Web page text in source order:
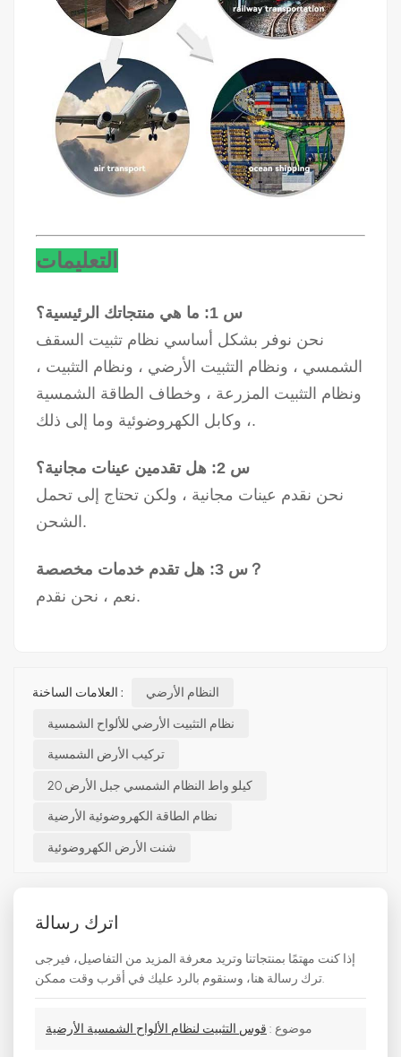
التعليمات
س 1: ما هي منتجاتك الرئيسية؟
نحن نوفر بشكل أساسي نظام تثبيت السقف
الشمسي ، ونظام التثبيت الأرضي ، ونظام التثبيت ،
ونظام التثبيت المزرعة ، وخطاف الطاقة الشمسية
، وكابل الكهروضوئية وما إلى ذلك.
س 2: هل تقدمين عينات مجانية؟
نحن نقدم عينات مجانية ، ولكن تحتاج إلى تحمل
الشحن.
س 3: هل تقدم خدمات مخصصة？
نعم ، نحن نقدم.
العلامات الساخنة : النظام الأرضي
نظام التثبيت الأرضي للألواح الشمسية
تركيب الأرض الشمسية
20 كيلو واط النظام الشمسي جبل الأرض
نظام الطاقة الكهروضوئية الأرضية
شنت الأرض الكهروضوئية
اترك رسالة
إذا كنت مهتمًا بمنتجاتنا وتريد معرفة المزيد من التفاصيل، فيرجى
ترك رسالة هنا، وسنقوم بالرد عليك في أقرب وقت ممكن.
موضوع : قوس التثبيت لنظام الألواح الشمسية الأرضية